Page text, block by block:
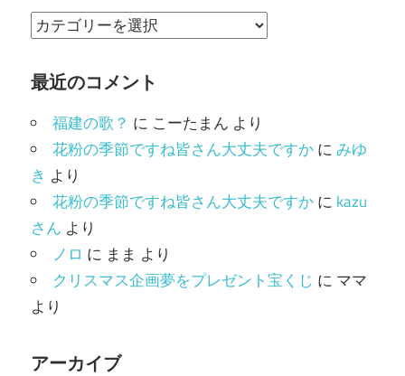
カ
ゴ
ー
最近のコメント
福建の歌？ に こーたまん より
花粉の季節ですね皆さん大丈夫ですかにみゆ
き より
花粉の季節ですね皆さん大丈夫ですかに kazu
さん より
ノロ に まま より
クリスマス企画夢をプレゼント宝くじ に ママ
より
アーカイブ